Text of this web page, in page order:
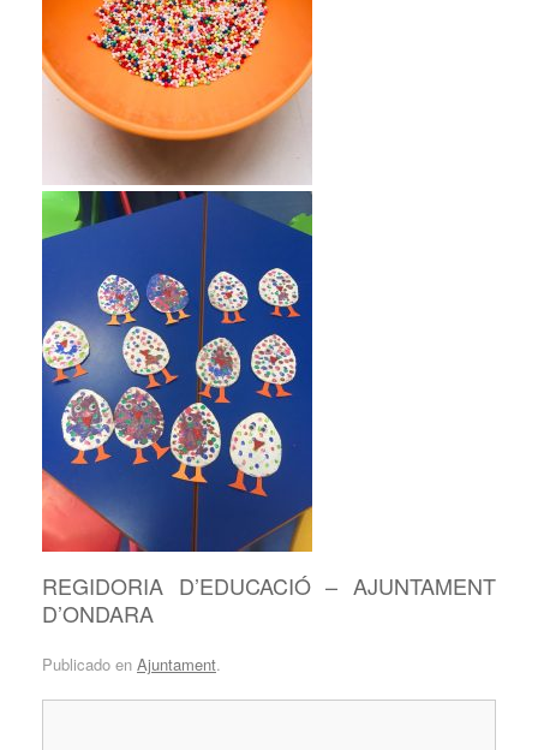
REGIDORIA D’EDUCACIÓ – AJUNTAMENT
D’ONDARA
Publicado en Ajuntament.